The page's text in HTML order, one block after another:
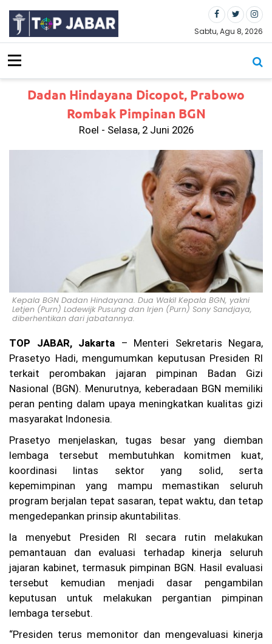
p
c
Ti
ga
Bu
Be
Ka
su
s
bu
ha
n
Ag
it
Pr
m
di
Ci
an
ju
r
Be
m
Te
ru
ng
ka
p,
Ke
ga
Sabtu, Agu 8, 2026
Dadan Hindayana Dicopot, Prabowo
Rombak Pimpinan BGN
Roel - Selasa, 2 Juni 2026
Kepala BGN Dadan Hindayana. Dua Wakil Kepala BGN, yakni
Letjen (Purn) Lodewijk Pusung dan Irjen (Purn) Sony Sandjaya,
diberhentikan dari jabatannya.
TOP JABAR, Jakarta – Menteri Sekretaris Negara,
Prasetyo Hadi, mengumumkan keputusan Presiden RI
terkait perombakan jajaran pimpinan Badan Gizi
Nasional (BGN). Menurutnya, keberadaan BGN memiliki
peran penting dalam upaya meningkatkan kualitas gizi
masyarakat Indonesia.
Prasetyo menjelaskan, tugas besar yang diemban
lembaga tersebut membutuhkan komitmen kuat,
koordinasi lintas sektor yang solid, serta
kepemimpinan yang mampu memastikan seluruh
program berjalan tepat sasaran, tepat waktu, dan tetap
mengedepankan prinsip akuntabilitas.
Ia menyebut Presiden RI secara rutin melakukan
pemantauan dan evaluasi terhadap kinerja seluruh
jajaran kabinet, termasuk pimpinan BGN. Hasil evaluasi
tersebut kemudian menjadi dasar pengambilan
keputusan untuk melakukan pergantian pimpinan
lembaga tersebut.
“Presiden terus memonitor dan mengevaluasi kinerja